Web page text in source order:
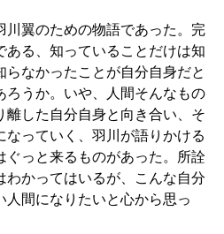
川翼のための物語であった。完
ある、知っていることだけは知
らなかったことが自分自身だと
ろうか。いや、人間そんなもの
離した自分自身と向き合い、そ
なっていく、羽川が語りかける
ぐっと来るものがあった。所詮
わかってはいるが、こんな自分
人間になりたいと心から思っ